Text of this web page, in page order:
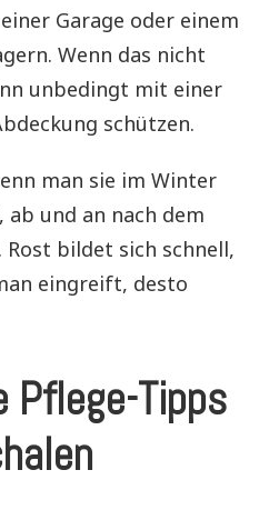
Garage oder einem
Wenn das nicht
unbedingt mit einer
schützen.
man sie im Winter
und an nach dem
Rost bildet sich schnell,
eingreift, desto
Pflege-Tipps